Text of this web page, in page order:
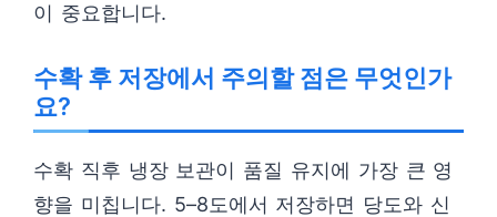
이 중요합니다.
수확 후 저장에서 주의할 점은 무엇인가
요?
수확 직후 냉장 보관이 품질 유지에 가장 큰 영
향을 미칩니다. 5–8도에서 저장하면 당도와 신